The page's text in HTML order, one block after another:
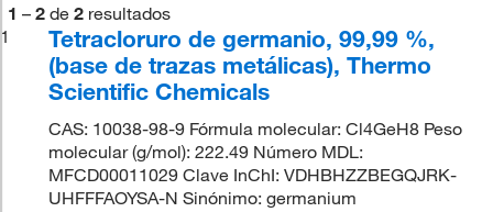
1 – 2 de 2 resultados
1
Tetracloruro de germanio, 99,99 %,
(base de trazas metálicas), Thermo
Scientific Chemicals
CAS: 10038-98-9 Fórmula molecular: Cl4GeH8 Peso
molecular (g/mol): 222.49 Número MDL:
MFCD00011029 Clave InChI: VDHBHZZBEGQJRK-
UHFFFAOYSA-N Sinónimo: germanium